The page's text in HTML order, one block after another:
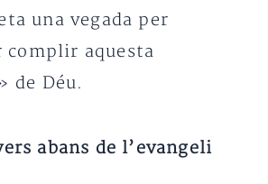
una vegada per
complir aquesta
de Déu.
abans de l’evangeli